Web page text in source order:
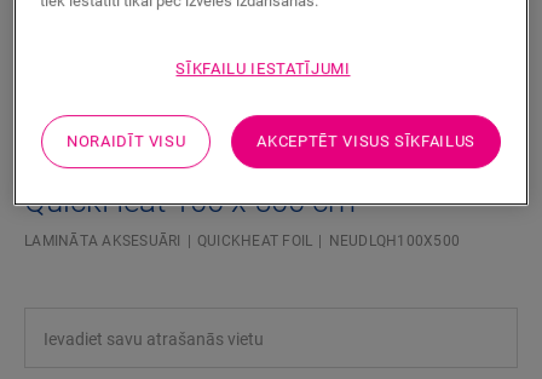
QuickHeat 100 x 500 cm
LAMINĀTA AKSESUĀRI QUICKHEAT FOIL NEUDLQH100X500
SĪKFAILU IESTATĪJUMI
NORAIDĪT VISU AKCEPTĒT VISUS SĪKFAILUS